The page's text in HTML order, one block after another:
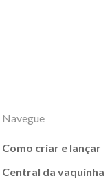
Navegue
Como criar e lançar
Central da vaquinha